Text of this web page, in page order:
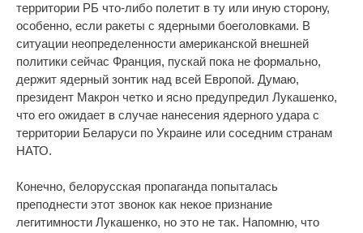
территории РБ что-либо полетит в ту или иную сторону,
особенно, если ракеты с ядерными боеголовками. В
ситуации неопределенности американской внешней
политики сейчас Франция, пускай пока не формально,
держит ядерный зонтик над всей Европой. Думаю,
президент Макрон четко и ясно предупредил Лукашенко,
что его ожидает в случае нанесения ядерного удара с
территории Беларуси по Украине или соседним странам
НАТО.
Конечно, белорусская пропаганда попыталась
преподнести этот звонок как некое признание
легитимности Лукашенко, но это не так. Напомню, что